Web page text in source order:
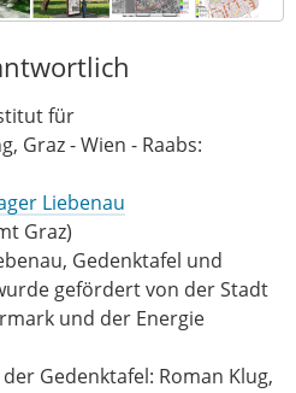
für
Graz - Wien - Raabs:
Liebenau
Graz)
Gedenktafel und
gefördert von der Stadt
und der Energie
Gedenktafel: Roman Klug,